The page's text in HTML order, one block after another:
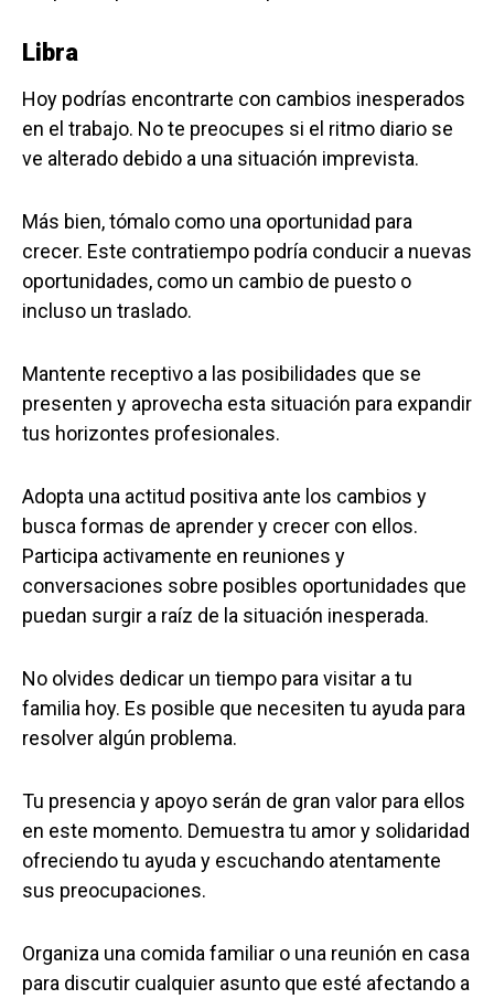
Libra
Hoy podrías encontrarte con cambios inesperados
en el trabajo. No te preocupes si el ritmo diario se
ve alterado debido a una situación imprevista.
Más bien, tómalo como una oportunidad para
crecer. Este contratiempo podría conducir a nuevas
oportunidades, como un cambio de puesto o
incluso un traslado.
Mantente receptivo a las posibilidades que se
presenten y aprovecha esta situación para expandir
tus horizontes profesionales.
Adopta una actitud positiva ante los cambios y
busca formas de aprender y crecer con ellos.
Participa activamente en reuniones y
conversaciones sobre posibles oportunidades que
puedan surgir a raíz de la situación inesperada.
No olvides dedicar un tiempo para visitar a tu
familia hoy. Es posible que necesiten tu ayuda para
resolver algún problema.
Tu presencia y apoyo serán de gran valor para ellos
en este momento. Demuestra tu amor y solidaridad
ofreciendo tu ayuda y escuchando atentamente
sus preocupaciones.
Organiza una comida familiar o una reunión en casa
para discutir cualquier asunto que esté afectando a